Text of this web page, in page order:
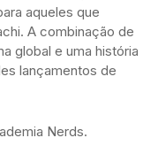
aqueles que
A combinação de
global e uma história
lançamentos de
Nerds.